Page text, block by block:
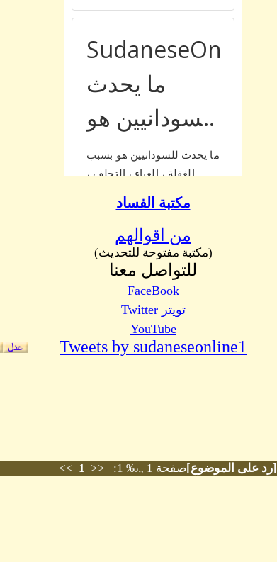
مكتبة الفساد
من اقوالهم
(مكتبة مفتوحة للتحديث)
للتواصل معنا
FaceBook
تويتر Twitter
YouTube
Tweets by sudaneseonline1
[رد على الموضوع]صفحة 1 „‰ 1: << 1
>>